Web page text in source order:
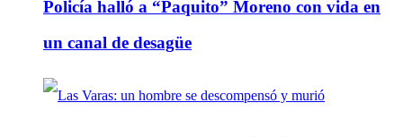
Policía halló a “Paquito” Moreno con vida en
un canal de desagüe